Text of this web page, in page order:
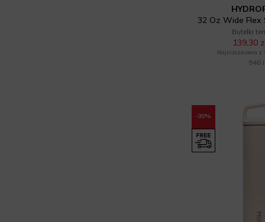
32 Oz Wide
Butelki
139,30
Najniższa cena z
946
-30%